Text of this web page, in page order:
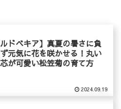
ルドベキア】真夏の暑さに負
元気に花を咲かせる！丸い
が可愛い松笠菊の育て方
2024.09.19